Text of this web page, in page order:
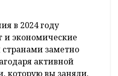
в 2024 году
и экономические
заметно
активной
которую вы заняли.